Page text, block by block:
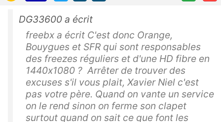
DG33600 a écrit
freebx a écrit C'est donc Orange,
Bouygues et SFR qui sont responsables
des freezes réguliers et d'une HD fibre en
1440x1080 ? Arrêter de trouver des
excuses s'il vous plait, Xavier Niel c'est
pas votre père. Quand on vante un service
on le rend sinon on ferme son clapet
surtout quand on sait ce que font les